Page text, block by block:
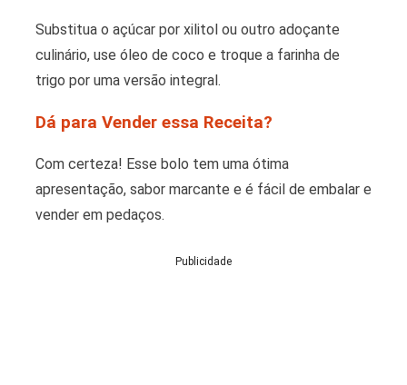
Substitua o açúcar por xilitol ou outro adoçante
culinário, use óleo de coco e troque a farinha de
trigo por uma versão integral.
Dá para Vender essa Receita?
Com certeza! Esse bolo tem uma ótima
apresentação, sabor marcante e é fácil de embalar e
vender em pedaços.
Publicidade